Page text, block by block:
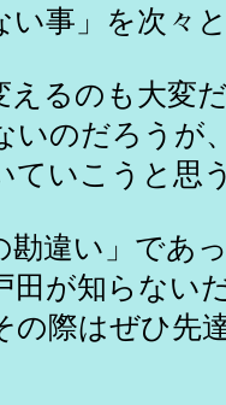
い事」を次々
るのも大変
いのだろうが
ていこうと思
違い」であ
田が知らない
の際はぜひ先